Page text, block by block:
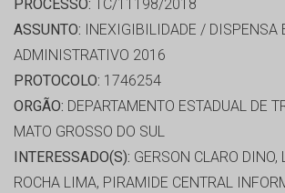
PROCESSO: TC/11198/2018
ASSUNTO: INEXIGIBILIDADE / DISPENSA
ADMINISTRATIVO 2016
PROTOCOLO: 1746254
ORGÃO: DEPARTAMENTO ESTADUAL DE
MATO GROSSO DO SUL
INTERESSADO(S): GERSON CLARO DINO,
ROCHA LIMA, PIRAMIDE CENTRAL